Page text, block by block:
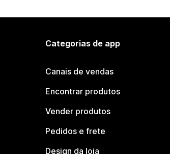
Categorias de app
Canais de vendas
Encontrar produtos
Vender produtos
Pedidos e frete
Design da loja